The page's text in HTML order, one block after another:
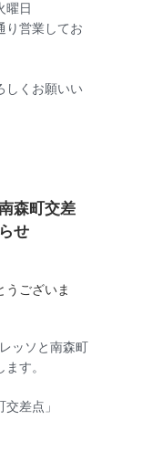
曜日
り営業してお
しくお願いい
森町交差
せ
うございま
ッソと南森町
す。
差点」